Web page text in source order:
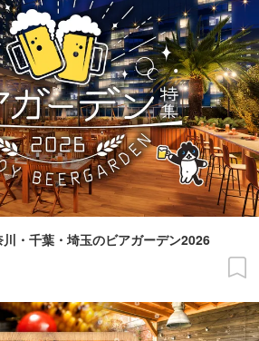
川・千葉・埼玉のビアガーデン2026